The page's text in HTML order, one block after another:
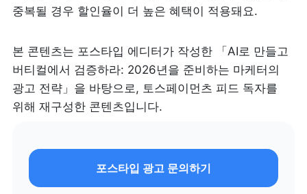
중복될 경우 할인율이 더 높은 혜택이 적용돼요.
본 콘텐츠는 포스타입 에디터가 작성한 「AI로 만들고
버티컬에서 검증하라: 2026년을 준비하는 마케터의
광고 전략」을 바탕으로, 토스페이먼츠 피드 독자를
위해 재구성한 콘텐츠입니다.
포스타입 광고 문의하기